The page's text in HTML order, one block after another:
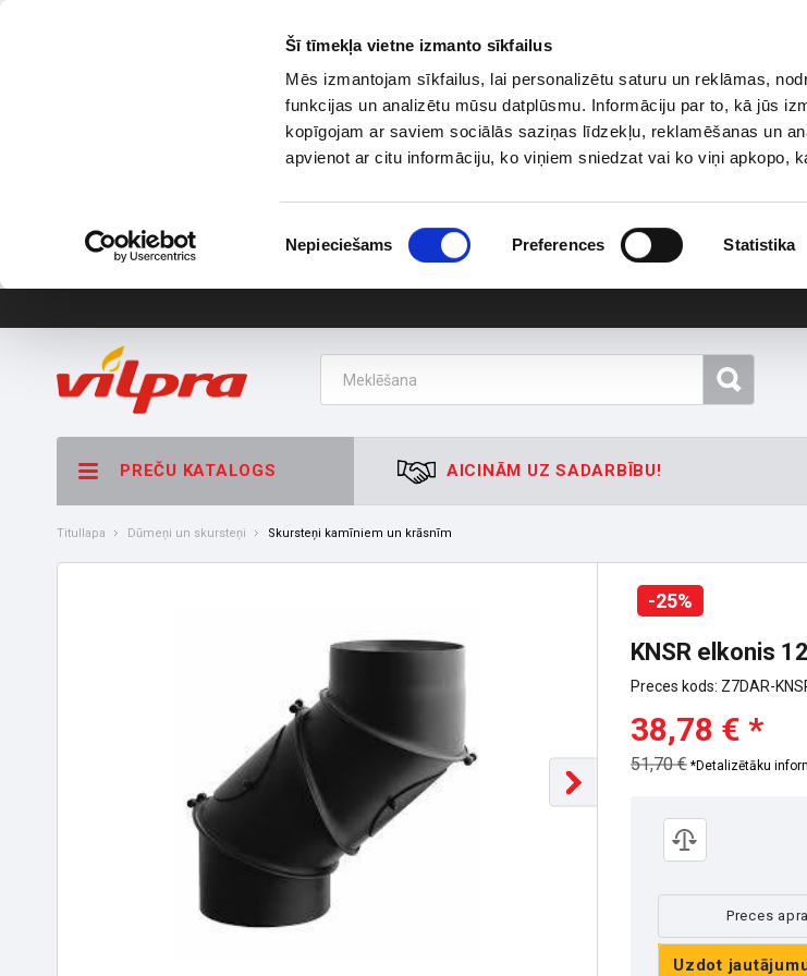
Šī tīmekļa vietne izmanto sīkfailus
Mēs izmantojam sīkfailus, lai personalizētu saturu un reklāmas,
funkcijas un analizētu mūsu datplūsmu. Informāciju par to, kā jūs
kopīgojam ar saviem sociālās saziņas līdzekļu, reklamēšanas un
apvienot ar citu informāciju, ko viņiem sniedzat vai ko viņi apkopo,
izvēle
Nepieciešams Preferences Statistika
PREČU KATALOGS AICINĀM UZ SADARBĪBU!
Titullapa Dūmeņi un skursteņi Skursteņi kamīniem un krāsnīm
-25%
KNSR elkonis
Preces kods: Z7DAR-
38,78 € *
51,70 € *Detalizētāku
Preces
Uzdot